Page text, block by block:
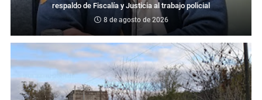
respaldo de Fiscalía y Justicia al trabajo policial
8 de agosto de 2026